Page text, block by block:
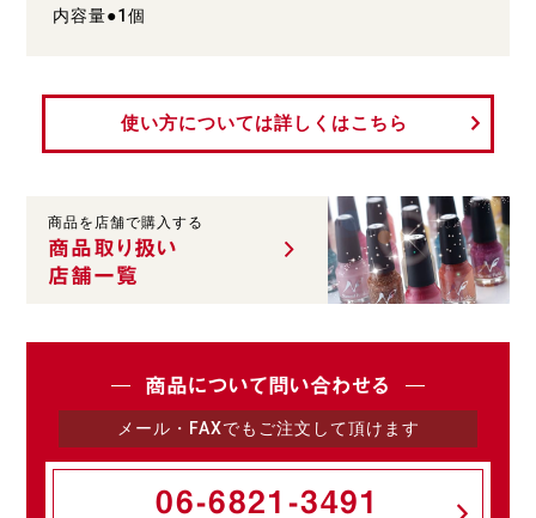
内容量●1個
使い方については詳しくはこちら
商品を店舗で購入する
商品取り扱い
店舗一覧
商品について問い合わせる
メール・FAXでもご注文して頂けます
06-6821-3491